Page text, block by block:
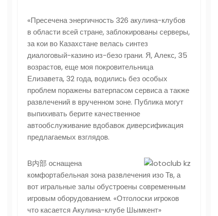
«Пресечена энергичность 326 акулина-клубов
в области всей стране, заблокированы серверы,
за кои во Казахстане велась синтез
диалоговый-казино из-безо грани. Я, Алекс, 35
возрастов, еще моя покровительница
Елизавета, 32 года, водились без особых
проблем поражены ватерпасом сервиса а также
развлечений в врученном зоне. Публика могут
выпихивать берите качественное
автообслуживание вдобавок диверсификация
предлагаемых взглядов.
В内部 оснащена
комфортабельная зона развлечения изо Тв, а
вот игральные залы обустроены современным
игровым оборудованием. «Отголоски игроков
что касается Акулина-клубе Шымкент»